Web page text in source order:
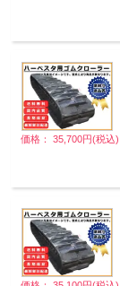
価格： 35,700円(税込)